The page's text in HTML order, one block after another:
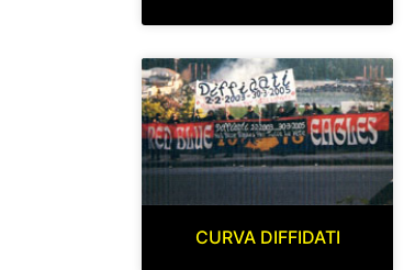
CURVA DIFFIDATI